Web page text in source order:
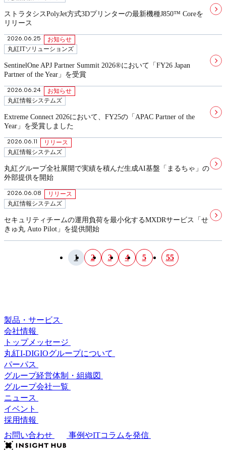
ストラタシスPolyJet方式3Dプリンターの最新機種J850™ Coreを
リリース
2026.06.25
お知らせ
丸紅ITソリューションズ
SentinelOne APJ Partner Summit 2026®において「FY26 Japan
Partner of the Year」を受賞
2026.06.24
お知らせ
丸紅情報システムズ
Extreme Connect 2026において、FY25の「APAC Partner of the
Year」を受賞しました
2026.06.11
リリース
丸紅情報システムズ
丸紅グループ全社展開で実績を積んだ生成AI基盤「まるちゃ」の
外部提供を開始
2026.06.08
リリース
丸紅情報システムズ
セキュリティチームの運用負荷を最小化するMXDRサービス「せ
きゅ丸 Auto Pilot」を提供開始
1 2 3 4 5 55
製品・サービス
会社情報
トップメッセージ
丸紅I-DIGIOグループについて
パーパス
グループ経営体制・組織図
グループ会社一覧
ニュース
イベント
採用情報
お問い合わせ
事例やITコラムを発信